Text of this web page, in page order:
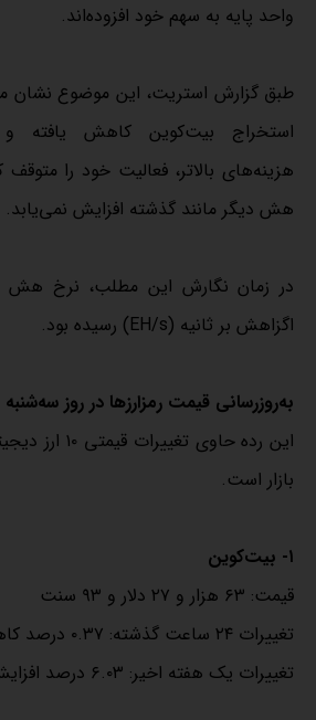
واحد پایه به سهم خود افزوده‌اند.
طبق گزارش استریت، این موضوع
استخراج بیت‌کوین کاهش یافته و
هزینه‌های بالاتر، فعالیت خود را متوقف
هش دیگر مانند گذشته افزایش نمی‌یابد.
اگزاهش بر ثانیه (EH/s) رسیده بود.
به‌روزرسانی قیمت رمزارزها در روز سه‌شنبه
این رده حاوی
بازار است.
۱- بیت‌کوین
قیمت: ۶۳ هزار و ۲۷ دلار و ۹۳ سنت
تغییرات ۲۴ ساعت گذشته: ۰.۳۷ درصد کاهش
تغییرات یک هفته اخیر: ۶.۰۳ درصد افزایش